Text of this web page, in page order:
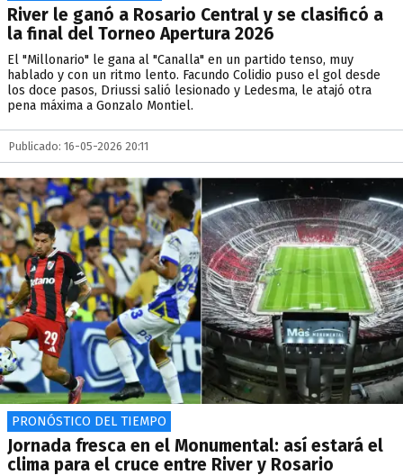
River le ganó a Rosario Central y se clasificó a
la final del Torneo Apertura 2026
El "Millonario" le gana al "Canalla" en un partido tenso, muy
hablado y con un ritmo lento. Facundo Colidio puso el gol desde
los doce pasos, Driussi salió lesionado y Ledesma, le atajó otra
pena máxima a Gonzalo Montiel.
Publicado: 16-05-2026 20:11
PRONÓSTICO DEL TIEMPO
Jornada fresca en el Monumental: así estará el
clima para el cruce entre River y Rosario